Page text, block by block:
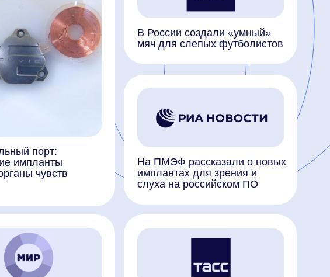
В России создали «умный»
мяч для слепых футболистов
На ПМЭФ рассказали о новых
имплантах для зрения и
слуха на российском ПО